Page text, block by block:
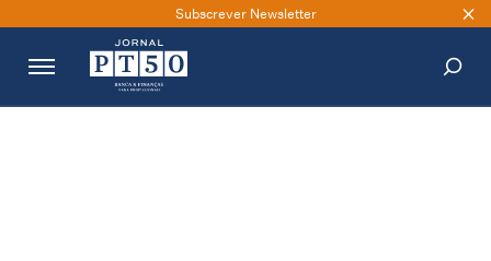
Subscrever Newsletter